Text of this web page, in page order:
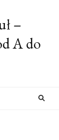
–
A do